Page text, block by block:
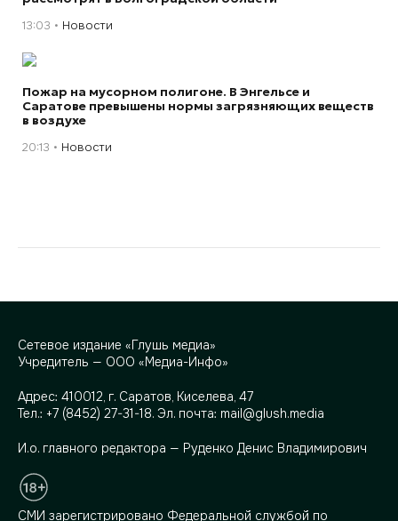
13:03 Новости
Пожар на мусорном полигоне. В Энгельсе и
Саратове превышены нормы загрязняющих веществ
в воздухе
20:13 Новости
Сетевое издание «Глушь медиа»
Учредитель — ООО «Медиа-Инфо»
Адрес: 410012, г. Саратов, Киселева, 47
Тел.: +7 (8452) 27-31-18. Эл. почта: mail@glush.media
И.о. главного редактора — Руденко Денис Владимирович
СМИ зарегистрировано Федеральной службой по